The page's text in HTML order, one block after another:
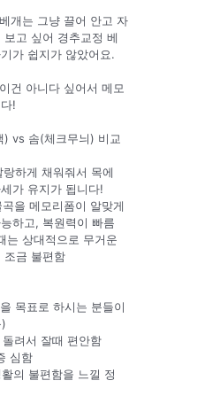
개는 그냥 끌어 안고 자
고 싶어 경추교정 베
가 쉽지가 않았어요.
건 아니다 싶어서 메모
!
) vs 솜(체크무늬) 비교
하게 채워줘서 목에
가 유지가 됩니다!
을 메모리폼이 알맞게
하고, 복원력이 빠름
는 상대적으로 무거운
조금 불편함
목표로 하시는 분들이
려서 잘때 편안함
심함
의 불편함을 느낄 정